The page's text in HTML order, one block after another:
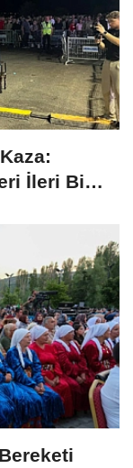
İleri Bir